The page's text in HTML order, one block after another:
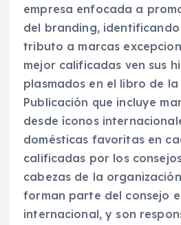
empresa enfocada a
del branding,
tributo a marcas
mejor calificadas ven sus
plasmados en el libro de
Publicación que incluye
desde íconos
domésticas favoritas en
calificadas por los
cabezas de la
forman parte del consejo
internacional, y son